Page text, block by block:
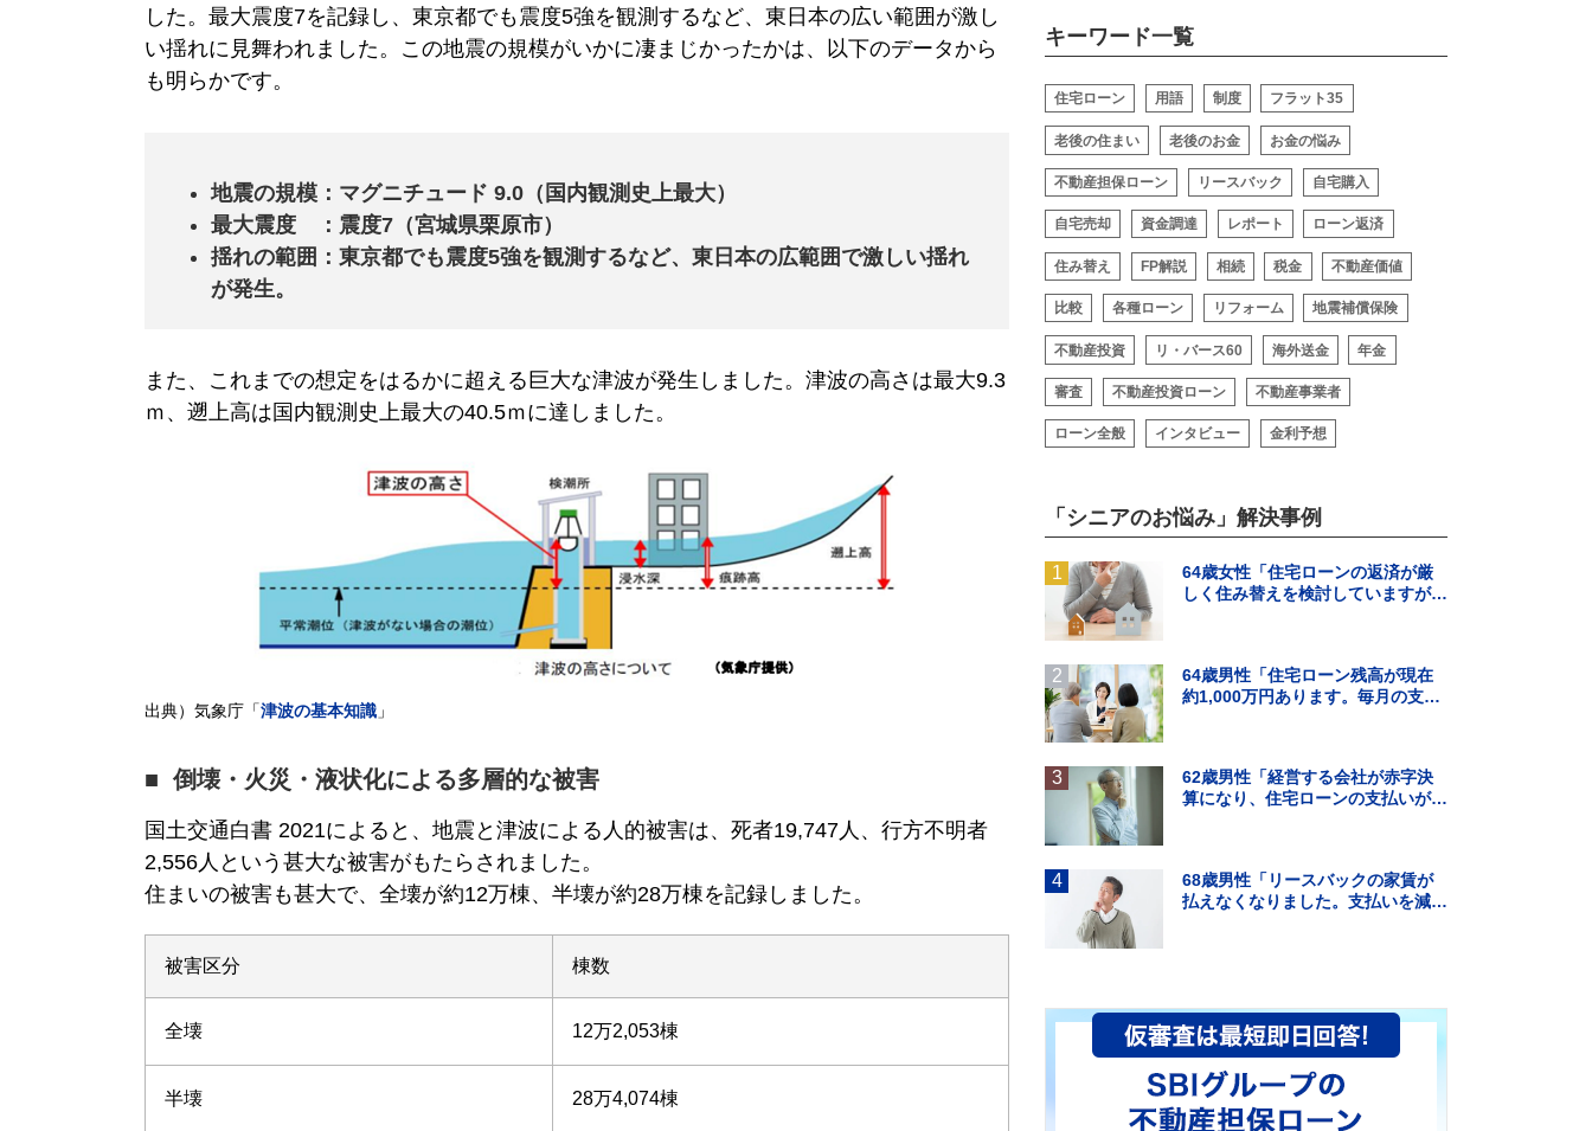
した。最大震度7を記録し、東京都でも震度5強を観測するなど、東日本の広い範囲が激し
い揺れに見舞われました。この地震の規模がいかに凄まじかったかは、以下のデータから
も明らかです。
地震の規模：マグニチュード 9.0（国内観測史上最大）
最大震度 ：震度7（宮城県栗原市）
揺れの範囲：東京都でも震度5強を観測するなど、東日本の広範囲で激しい揺れ
が発生。
また、これまでの想定をはるかに超える巨大な津波が発生しました。津波の高さは最大9.3
ｍ、遡上高は国内観測史上最大の40.5ｍに達しました。
出典）気象庁「津波の基本知識 」
倒壊・火災・液状化による多層的な被害
国土交通白書 2021によると、地震と津波による人的被害は、死者19,747人、行方不明者
2,556人という甚大な被害がもたらされました。
住まいの被害も甚大で、全壊が約12万棟、半壊が約28万棟を記録しました。
被害区分 棟数
全壊 12万2,053棟
半壊 28万4,074棟
キーワード一覧
住宅ローン 用語 制度 フラット35
老後の住まい 老後のお金 お金の悩み
不動産担保ローン リースバック 自宅購入
自宅売却 資金調達 レポート ローン返済
住み替え FP解説 相続 税金 不動産価値
比較 各種ローン リフォーム 地震補償保険
不動産投資 リ・バース60 海外送金 年金
審査 不動産投資ローン 不動産事業者
ローン全般 インタビュー 金利予想
「シニアのお悩み」解決事例
64歳女性「住宅ローンの返済が厳
しく住み替えを検討していますが、
64歳男性「住宅ローン残高が現在
約1,000万円あります。毎月の支払
62歳男性「経営する会社が赤字決
算になり、住宅ローンの支払いが難
68歳男性「リースバックの家賃が
払えなくなりました。支払いを減ら
閉じる